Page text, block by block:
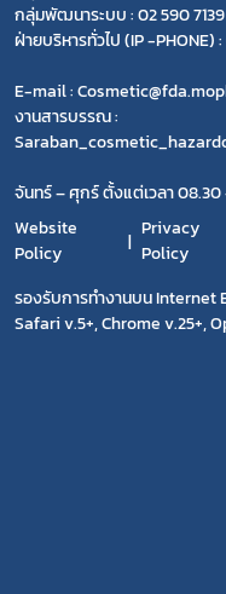
กลุ่มพัฒนาระบบ : 02 590 7139
ฝ่ายบริหารทั่วไป (IP -
E-mail :
งานสารบรรณ :
จันทร์ – ศุกร์ ตั้งแต่เวลา 08.30
Website
Policy
Privacy
Policy
รองรับการทำงานบน Internet
Safari v.5+, Chrome v.25+,